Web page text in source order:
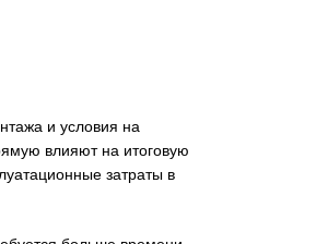
и условия на
влияют на итоговую
затраты в